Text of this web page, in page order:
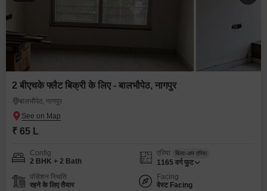
2 बीएचके फ्लैट बिक्री के लिए - बालभौपेठ, नागपुर
बालभौपेठ, नागपुर
₹ 65 L
Config
2 BHK + 2 Bath
एरिया बिल्ट-अप एरिया
1165 वर्ग फुट
पॉसेशन स्थिति
रहने के लिए तैयार
Facing
वेस्ट Facing